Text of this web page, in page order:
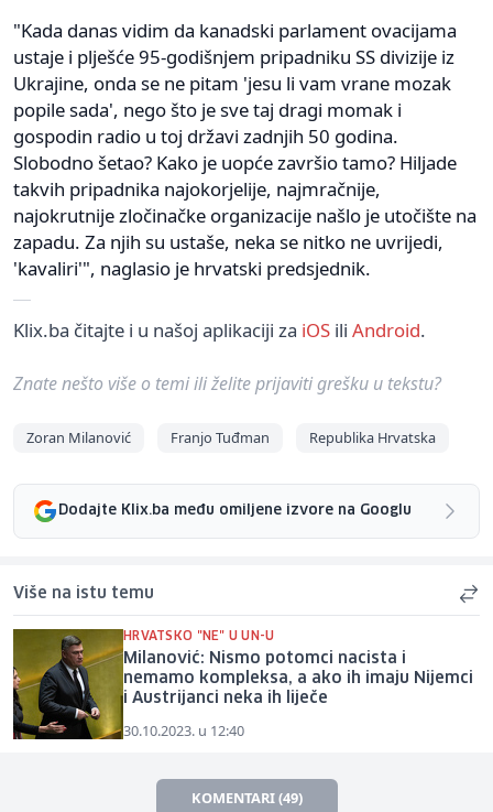
"Kada danas vidim da kanadski parlament ovacijama
ustaje i plješće 95-godišnjem pripadniku SS divizije iz
Ukrajine, onda se ne pitam 'jesu li vam vrane mozak
popile sada', nego što je sve taj dragi momak i
gospodin radio u toj državi zadnjih 50 godina.
Slobodno šetao? Kako je uopće završio tamo? Hiljade
takvih pripadnika najokorjelije, najmračnije,
najokrutnije zločinačke organizacije našlo je utočište na
zapadu. Za njih su ustaše, neka se nitko ne uvrijedi,
'kavaliri'", naglasio je hrvatski predsjednik.
Klix.ba čitajte i u našoj aplikaciji za iOS ili Android.
Znate nešto više o temi ili želite prijaviti grešku u tekstu?
Zoran Milanović Franjo Tuđman Republika Hrvatska
Dodajte Klix.ba među omiljene izvore na Googlu
Više na istu temu
HRVATSKO "NE" U UN-U
Milanović: Nismo potomci nacista i
nemamo kompleksa, a ako ih imaju Nijemci
i Austrijanci neka ih liječe
30.10.2023. u 12:40
KOMENTARI (49)